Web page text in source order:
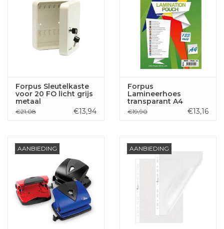
Forpus Sleutelkaste
voor 20 FO licht grijs
metaal
€21,08 €13,94
Forpus
Lamineerhoes
transparant A4
125mic 100st.
€19,90 €13,16
AANBIEDING AANBIEDING